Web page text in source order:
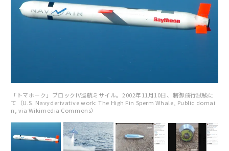
「トマホーク」ブロックIV巡航ミサイル。2002年11月10日、制御飛行試験に
て（U.S. Navyderivative work: The High Fin Sperm Whale, Public domai
n, via Wikimedia Commons）